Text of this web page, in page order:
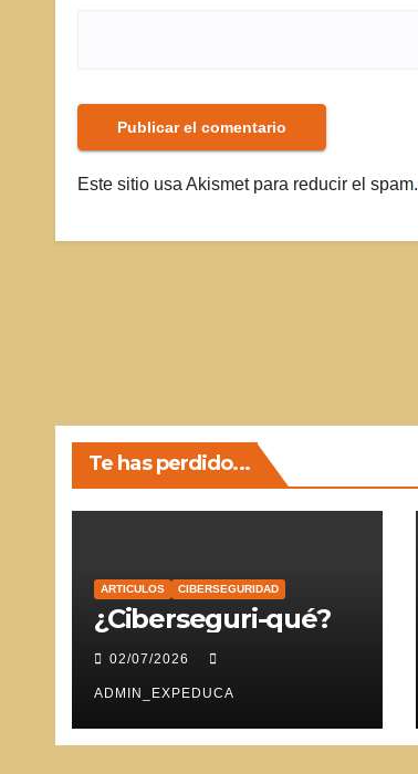
Este sitio usa Akismet para reducir el spam.
Te has perdido...
ARTICULOS CIBERSEGURIDAD
¿Ciberseguri-qué?
02/07/2026
ADMIN_EXPEDUCA